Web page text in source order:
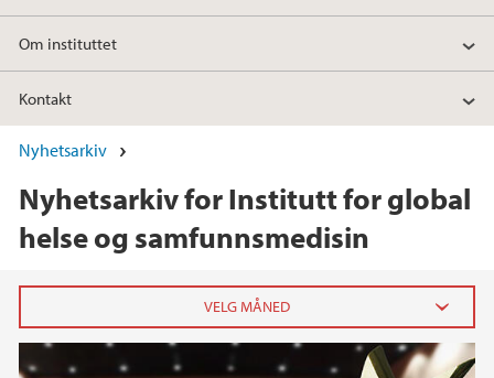
Om instituttet
Kontakt
Nyhetsarkiv
Nyhetsarkiv for Institutt for global
helse og samfunnsmedisin
2026